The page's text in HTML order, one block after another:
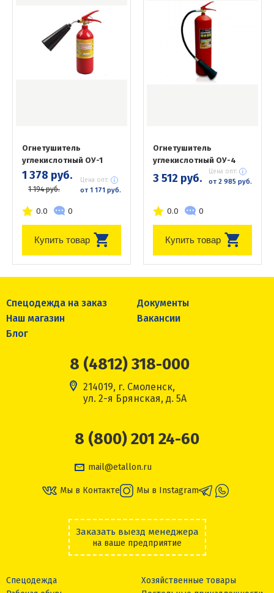
Огнетушитель
углекислотный ОУ-1
1 378 руб.
1 194 руб.
Цена опт:
от 1 171 руб.
0.0 0
Купить товар
Огнетушитель
углекислотный ОУ-4
3 512 руб. Цена опт:
от 2 985 руб.
0.0 0
Купить товар
Спецодежда на заказ
Документы
Наш магазин
Вакансии
Блог
8 (4812) 318-000
214019, г. Смоленск,
ул. 2-я Брянская, д. 5А
8 (800) 201 24-60
mail@etallon.ru
Мы в Контакте Мы в Instagram
Заказать выезд менеджера
на ваше предприятие
Спецодежда
Хозяйственные товары